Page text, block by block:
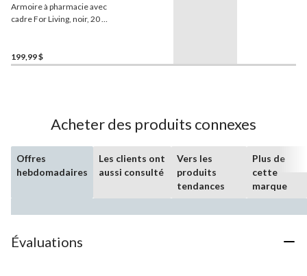
Armoire à pharmacie avec
cadre For Living, noir, 20 x
199,99 $
Acheter des produits connexes
Offres
hebdomadaires
Les clients ont
aussi consulté
Vers les
produits
tendances
Plus de
cette
marque
Évaluations